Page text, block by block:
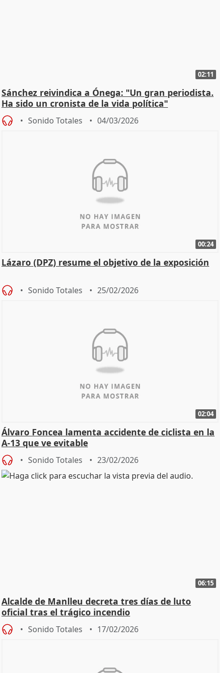
02:11
Sánchez reivindica a Ónega: "Un gran periodista.
Ha sido un cronista de la vida política"
Sonido Totales 04/03/2026
00:24
Lázaro (DPZ) resume el objetivo de la exposición
Sonido Totales 25/02/2026
02:04
Álvaro Foncea lamenta accidente de ciclista en la
A-13 que ve evitable
Sonido Totales 23/02/2026
06:15
Alcalde de Manlleu decreta tres días de luto
oficial tras el trágico incendio
Sonido Totales 17/02/2026